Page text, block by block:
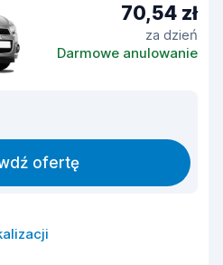
70,54 zł
za dzień
Darmowe anulowanie
ofertę